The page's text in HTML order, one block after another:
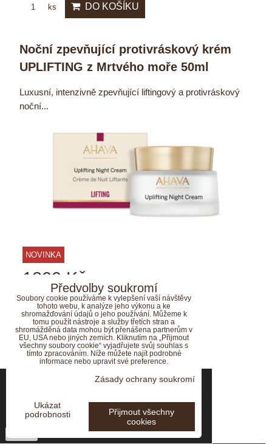
ks DO KOŠÍKU
Noční zpevňující protivráskový krém
UPLIFTING z Mrtvého moře 50ml
Luxusní, intenzivně zpevňující liftingový a protivráskový
noční...
NOVINKA
1800 Kčs DPH
ks DO KOŠÍKU
Nahoru Nejsou žádné další produkty.
Předvolby soukromí
Soubory cookie používáme k vylepšení vaší návštěvy
tohoto webu, k analýze jeho výkonu a ke
shromažďování údajů o jeho používání. Můžeme k
tomu použít nástroje a služby třetích stran a
shromážděná data mohou být přenášena partnerům v
EU, USA nebo jiných zemích. Kliknutím na „Přijmout
všechny soubory cookie“ vyjadřujete svůj souhlas s
tímto zpracováním. Níže můžete najít podrobné
informace nebo upravit své preference.
Zásady ochrany soukromí
Ukázat
podrobnosti
Přijmout všechny
cookies
Tyto internetové stránky používají soubory
Cookies najdete na stránce s informacemi
Ochraně osobních údajů.